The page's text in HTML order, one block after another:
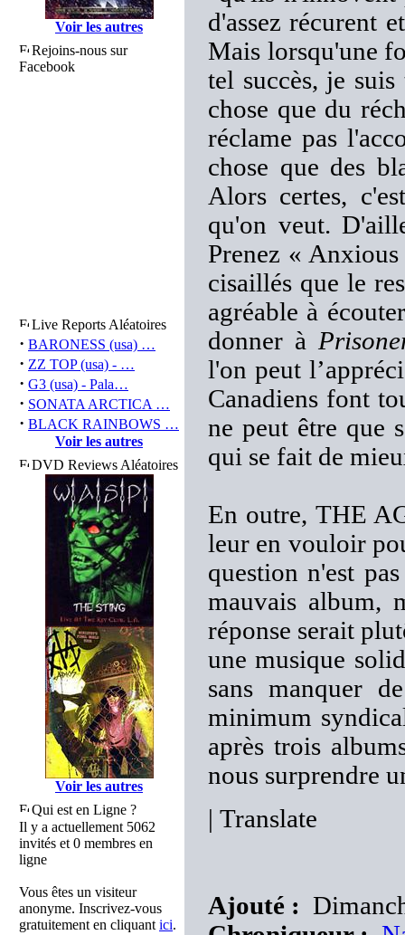
Voir les autres
Rejoins-nous sur
Facebook
Live Reports Aléatoires
· BARONESS (usa) …
· ZZ TOP (usa) - …
· G3 (usa) - Pala…
· SONATA ARCTICA …
· BLACK RAINBOWS …
Voir les autres
DVD Reviews Aléatoires
Voir les autres
Qui est en Ligne ?
Il y a actuellement 5062
invités et 0 membres en
ligne
Vous êtes un visiteur
anonyme. Inscrivez-vous
gratuitement en cliquant ici.
d'assez récurent
Mais lorsqu'une
tel succès, je
chose que du
réclame pas
chose que des
Alors certes,
qu'on veut.
Prenez «
cisaillés que le
agréable à
donner à
l'on peut
Canadiens font
ne peut être que
qui se fait de
En outre, THE
leur en vouloir
question n'est
mauvais album,
réponse serait
une musique
sans manquer
minimum
après trois
nous surprendre
| Translate
Ajouté :